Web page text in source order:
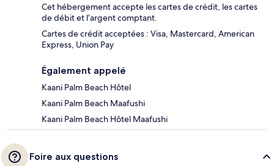
Cet hébergement accepte les cartes de crédit, les cartes
de débit et l’argent comptant.
Cartes de crédit acceptées : Visa, Mastercard, American
Express, Union Pay
Également appelé
Kaani Palm Beach Hôtel
Kaani Palm Beach Maafushi
Kaani Palm Beach Hôtel Maafushi
Foire aux questions